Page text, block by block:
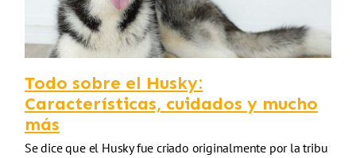
Todo sobre el Husky:
Características, cuidados y mucho
más
Se dice que el Husky fue criado originalmente por la tribu